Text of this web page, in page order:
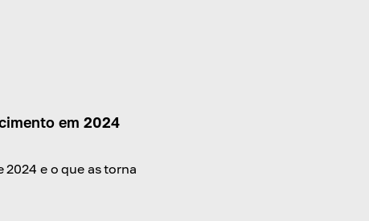
em 2024
2024 e o que as torna